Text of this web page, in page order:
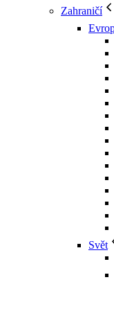
Zahraničí
Svět